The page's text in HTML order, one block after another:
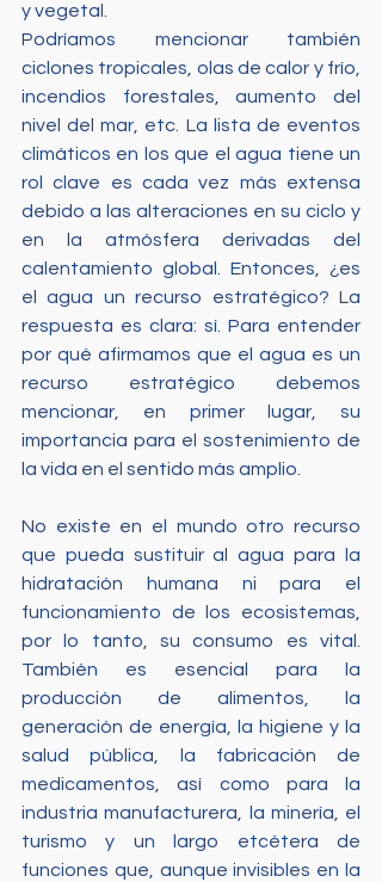
y vegetal.
Podríamos mencionar también
ciclones tropicales, olas de calor y frío,
incendios forestales, aumento del
nivel del mar, etc. La lista de eventos
climáticos en los que el agua tiene un
rol clave es cada vez más extensa
debido a las alteraciones en su ciclo y
en la atmósfera derivadas del
calentamiento global. Entonces, ¿es
el agua un recurso estratégico? La
respuesta es clara: sí. Para entender
por qué afirmamos que el agua es un
recurso estratégico debemos
mencionar, en primer lugar, su
importancia para el sostenimiento de
la vida en el sentido más amplio.
No existe en el mundo otro recurso
que pueda sustituir al agua para la
hidratación humana ni para el
funcionamiento de los ecosistemas,
por lo tanto, su consumo es vital.
También es esencial para la
producción de alimentos, la
generación de energía, la higiene y la
salud pública, la fabricación de
medicamentos, así como para la
industria manufacturera, la minería, el
turismo y un largo etcétera de
funciones que, aunque invisibles en la